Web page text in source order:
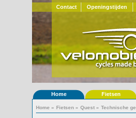
Contact Openingstijden
Home Fietsen
Home » Fietsen » Quest » Technische